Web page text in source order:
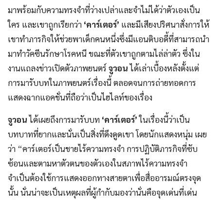
มาพร้อมกับความทรงจำที่ว่างเปล่าและจำไม่ได้ว่าตัวเองเป็น
ใคร และเขาถูกเรียกว่า ‘คาร์เตอร์’ และมีเสียงปริศนาสั่งการให้
เขาทำภารกิจให้ช่วยพาเด็กคนหนึ่งซึ่งมีแอนติบอดี้ที่สามารถนำ
มาทำวัคซีนรักษาโรคหนี ขณะที่ตัวเขาถูกตามไล่ล่าตัว ซึ่งใน
งานแถลงข่าวเปิดตัวภาพยนตร์ จูวอนได้เล่าเบื้องหลังตั้งแต่
การมารับบทในภาพยนตร์เรื่องนี้ ตลอดจนการถ่ายทอดการ
แสดงฉากแอคชั่นที่ถือว่าเป็นไฮไลท์ของเรื่อง
จูวอนได้เผยถึงการมารับบท ‘คาร์เตอร์’ในเรื่องนี้ว่าเป็น
บทบาทที่ยากและนั่นเป็นสิ่งที่ดึงดูดเขา โดยนักแสดงหนุ่ม เผย
ว่า “คาร์เตอร์เป็นชายไร้ความทรงจำ การปฏิบัติภารกิจที่ซับ
ซ้อนและตามหาตัวตนของตัวเองในสภาพไร้ความทรงจำ
จำเป็นต้องใช้การแสดงออกทางสายตาเพื่อสื่ออารมณ์ตรงจุด
นั้น นั่นน่าจะเป็นเหตุผลที่ผู้กำกับมองว่านั่นคือจุดเด่นที่เด่น